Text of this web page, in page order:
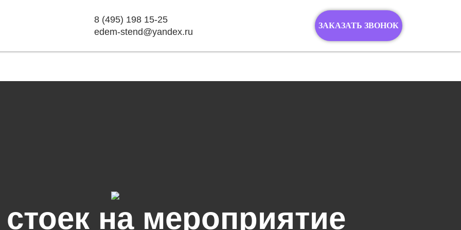
8 (495) 198 15-25
edem-stend@yandex.ru
ЗАКАЗАТЬ ЗВОНОК
на мероприятие